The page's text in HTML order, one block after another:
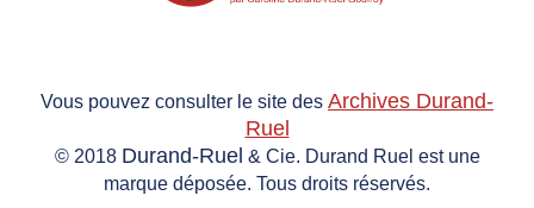
Vous pouvez consulter le site des Archives Durand-
Ruel
© 2018 Durand-Ruel & Cie. Durand Ruel est une
marque déposée. Tous droits réservés.